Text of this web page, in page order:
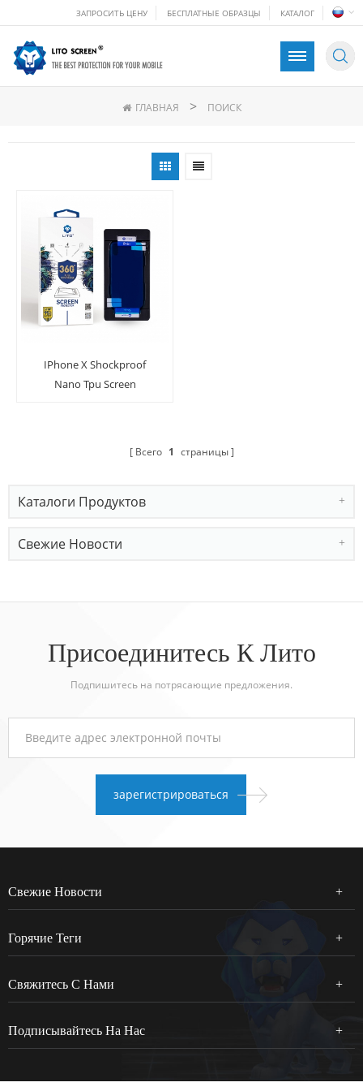
ЗАПРОСИТЬ ЦЕНУ БЕСПЛАТНЫЕ ОБРАЗЦЫ КАТАЛОГ
ГЛАВНАЯ > ПОИСК
IPhone X Shockproof
Nano Tpu Screen
Всего 1 страницы
Каталоги Продуктов
Свежие Новости
Присоединитесь К Лито
Подпишитесь на потрясающие предложения.
Свежие Новости
Горячие Теги
Свяжитесь С Нами
Подписывайтесь На Нас